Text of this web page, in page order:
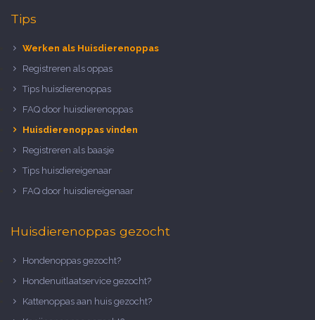
Tips
Werken als Huisdierenoppas
Registreren als oppas
Tips huisdierenoppas
FAQ door huisdierenoppas
Huisdierenoppas vinden
Registreren als baasje
Tips huisdiereigenaar
FAQ door huisdiereigenaar
Huisdierenoppas gezocht
Hondenoppas gezocht?
Hondenuitlaatservice gezocht?
Kattenoppas aan huis gezocht?